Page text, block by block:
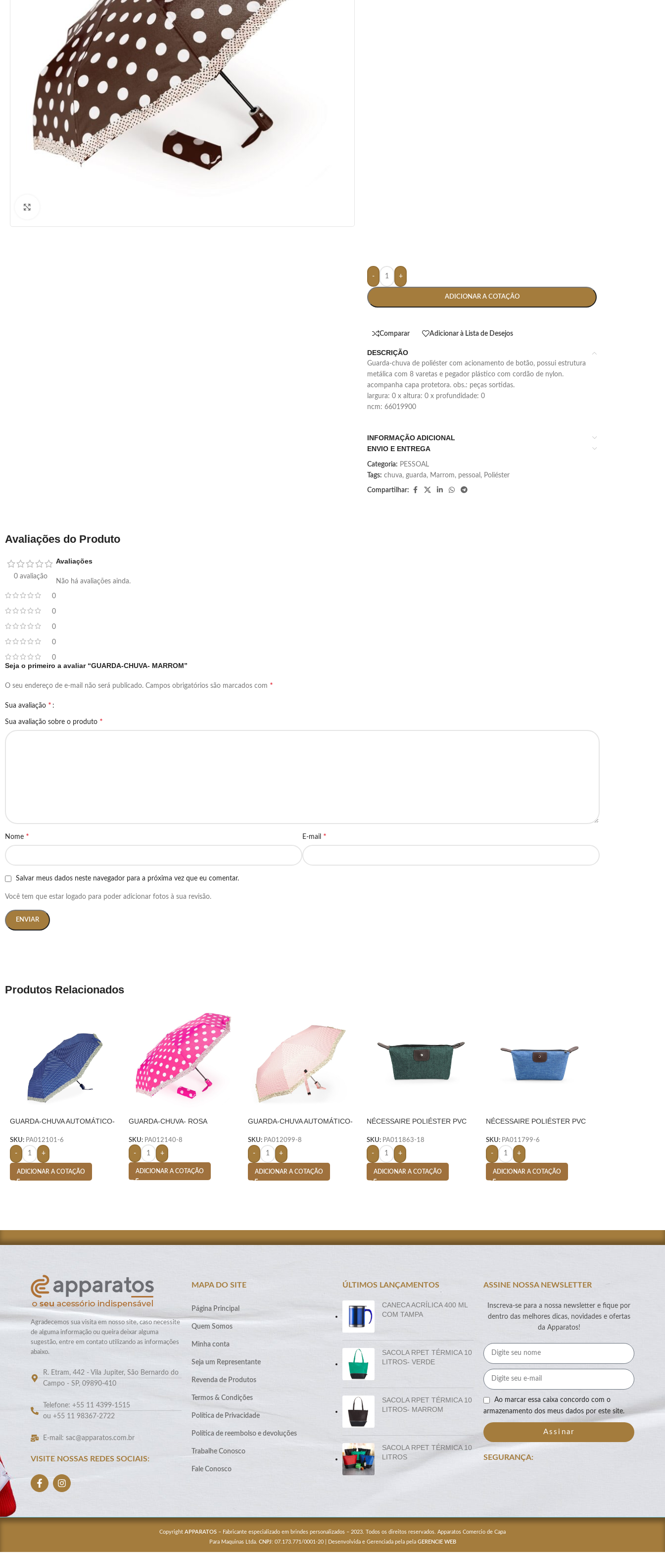
- +
ADICIONAR A COTAÇÃO
Comparar Adicionar à Lista de Desejos
DESCRIÇÃO
guarda-chuva de poliéster com acionamento de botão, possui estrutura
metálica com 8 varetas e pegador plástico com cordão de nylon.
acompanha capa protetora. obs.: peças sortidas.
largura: 0 x altura: 0 x profundidade: 0
ncm: 66019900
INFORMAÇÃO ADICIONAL
ENVIO E ENTREGA
Categoria: PESSOAL
Tags: chuva, guarda, Marrom, pessoal , Poliéster
Compartilhar:
Avaliações do Produto
0 avaliação
0
0
0
0
0
Avaliações
Não há avaliações ainda.
Seja o primeiro a avaliar “GUARDA-CHUVA- MARROM”
O seu endereço de e-mail não será publicado. Campos obrigatórios são marcados com *
Sua avaliação *
Sua avaliação sobre o produto *
Nome * E-mail *
Salvar meus dados neste navegador para a próxima vez que eu comentar.
Você tem que estar logado para poder adicionar fotos à sua revisão.
Produtos Relacionados
GUARDA-CHUVA AUTOMÁTICO-
SKU: PA012101-6
- +
ADICIONAR A COTAÇÃO
GUARDA-CHUVA- ROSA
SKU: PA012140-8
- +
ADICIONAR A COTAÇÃO
GUARDA-CHUVA AUTOMÁTICO-
SKU: PA012099-8
- +
ADICIONAR A COTAÇÃO
NÉCESSAIRE POLIÉSTER PVC
SKU: PA011863-18
- +
ADICIONAR A COTAÇÃO
NÉCESSAIRE POLIÉSTER PVC
SKU: PA011799-6
- +
ADICIONAR A COTAÇÃO
Agradecemos sua visita em nosso site, caso necessite
de alguma informação ou queira deixar alguma
sugestão, entre em contato utilizando as informações
abaixo.
R. Etram, 442 - Vila Jupiter, São Bernardo do
Campo - SP, 09890-410
Telefone: +55 11 4399-1515
ou +55 11 98367-2722
E-mail: sac@apparatos.com.br
VISITE NOSSAS REDES SOCIAIS:
MAPA DO SITE
Página Principal
Quem Somos
Minha conta
Seja um Representante
Revenda de Produtos
Termos & Condições
Política de Privacidade
Política de reembolso e devoluções
Trabalhe Conosco
Fale Conosco
ÚLTIMOS LANÇAMENTOS
CANECA ACRÍLICA 400 ML
COM TAMPA
SACOLA RPET TÉRMICA 10
LITROS- VERDE
SACOLA RPET TÉRMICA 10
LITROS- MARROM
SACOLA RPET TÉRMICA 10
LITROS
ASSINE NOSSA NEWSLETTER
Inscreva-se para a nossa newsletter e fique por
dentro das melhores dicas, novidades e ofertas
da Apparatos!
Ao marcar essa caixa concordo com o
armazenamento dos meus dados por este site.
Assinar
SEGURANÇA:
Copyright APPARATOS – Fabricante especializado em brindes personalizados – 2023. Todos os direitos reservados. Apparatos Comercio de Capa
Para Maquinas Ltda. CNPJ: 07.173.771/0001-20 | Desenvolvida e Gerenciada pela pela GERENCIE WEB